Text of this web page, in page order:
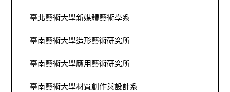
臺北藝術大學新媒體藝術學系
臺南藝術大學造形藝術研究所
臺南藝術大學應用藝術研究所
臺南藝術大學材質創作與設計系